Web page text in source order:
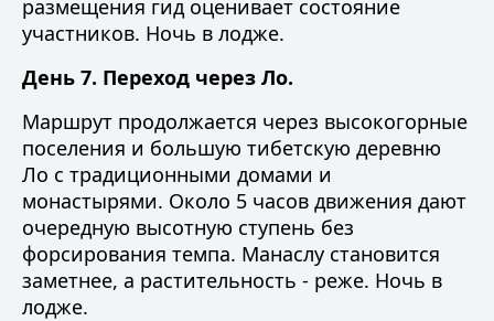
размещения гид оценивает состояние
участников. Ночь в лодже.
День 7. Переход через Ло.
Маршрут продолжается через высокогорные
поселения и большую тибетскую деревню
Ло с традиционными домами и
монастырями. Около 5 часов движения дают
очередную высотную ступень без
форсирования темпа. Манаслу становится
заметнее, а растительность - реже. Ночь в
лодже.